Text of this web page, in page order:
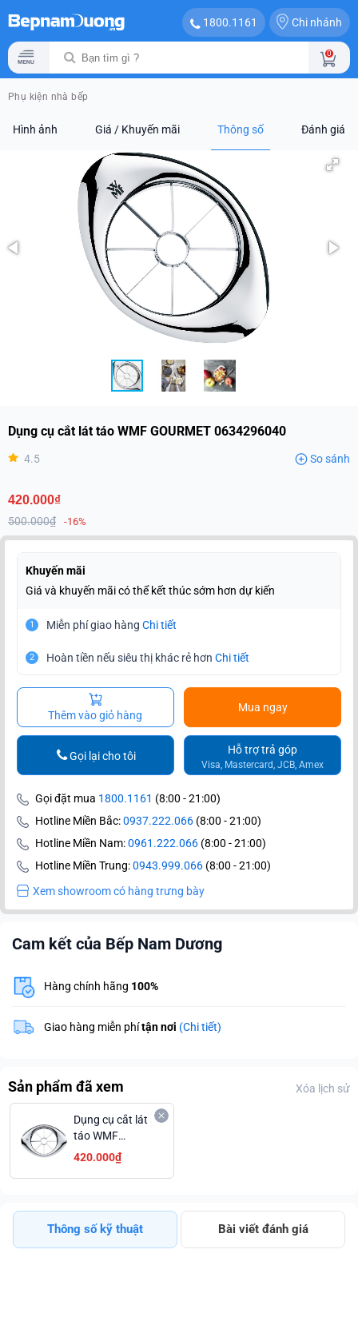
1800.1161 Chi nhánh
0
Phụ kiện nhà bếp
Hình ảnh Giá / Khuyến mãi Thông số Đánh giá
Dụng cụ cắt lát táo WMF GOURMET 0634296040
4.5 So sánh
420.000₫
500.000₫ -16%
Khuyến mãi
Giá và khuyến mãi có thể kết thúc sớm hơn dự kiến
1 Miễn phí giao hàng Chi tiết
2 Hoàn tiền nếu siêu thị khác rẻ hơn Chi tiết
Thêm vào giỏ hàng
Mua ngay
Hỗ trợ trả góp
Visa, Mastercard, JCB, Amex
Gọi lại cho tôi
Gọi đặt mua 1800.1161 (8:00 - 21:00)
Hotline Miền Bắc:0937.222.066 (8:00 - 21:00)
Hotline Miền Nam:0961.222.066 (8:00 - 21:00)
Hotline Miền Trung:0943.999.066 (8:00 - 21:00)
Xem showroom có hàng trưng bày
Cam kết của Bếp Nam Dương
Hàng chính hãng 100%
Giao hàng miễn phítận nơi (Chi tiết)
Sản phẩm đã xem Xóa lịch sử
Dụng cụ cắt lát
táo WMF
GOURMET
0634296040
420.000₫
Thông số kỹ thuật Bài viết đánh giá